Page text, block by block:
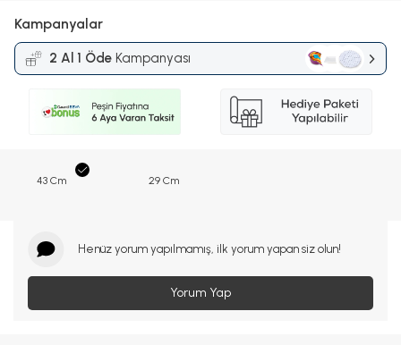
Kampanyalar
2 Al 1 Öde Kampanyası
43 Cm 29 Cm
Henüz yorum yapılmamış, ilk yorum yapan siz olun!
Yorum Yap